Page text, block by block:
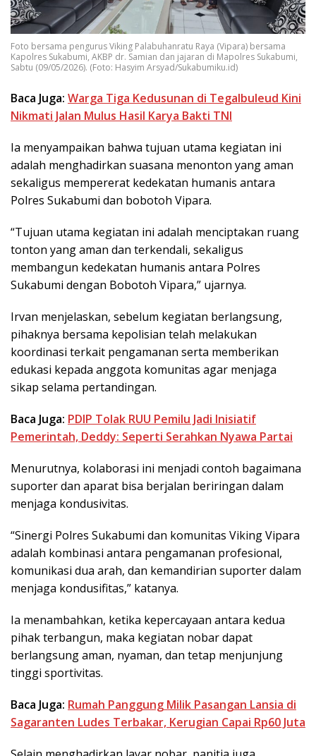
Foto bersama pengurus Viking Palabuhanratu Raya (Vipara) bersama
Kapolres Sukabumi, AKBP dr. Samian dan jajaran di Mapolres Sukabumi,
Sabtu (09/05/2026). (Foto: Hasyim Arsyad/Sukabumiku.id)
Baca Juga: Warga Tiga Kedusunan di Tegalbuleud Kini
Nikmati Jalan Mulus Hasil Karya Bakti TNI
Ia menyampaikan bahwa tujuan utama kegiatan ini
adalah menghadirkan suasana menonton yang aman
sekaligus mempererat kedekatan humanis antara
Polres Sukabumi dan bobotoh Vipara.
“Tujuan utama kegiatan ini adalah menciptakan ruang
tonton yang aman dan terkendali, sekaligus
membangun kedekatan humanis antara Polres
Sukabumi dengan Bobotoh Vipara,” ujarnya.
Irvan menjelaskan, sebelum kegiatan berlangsung,
pihaknya bersama kepolisian telah melakukan
koordinasi terkait pengamanan serta memberikan
edukasi kepada anggota komunitas agar menjaga
sikap selama pertandingan.
Baca Juga: PDIP Tolak RUU Pemilu Jadi Inisiatif
Pemerintah, Deddy: Seperti Serahkan Nyawa Partai
Menurutnya, kolaborasi ini menjadi contoh bagaimana
suporter dan aparat bisa berjalan beriringan dalam
menjaga kondusivitas.
“Sinergi Polres Sukabumi dan komunitas Viking Vipara
adalah kombinasi antara pengamanan profesional,
komunikasi dua arah, dan kemandirian suporter dalam
menjaga kondusifitas,” katanya.
Ia menambahkan, ketika kepercayaan antara kedua
pihak terbangun, maka kegiatan nobar dapat
berlangsung aman, nyaman, dan tetap menjunjung
tinggi sportivitas.
Baca Juga: Rumah Panggung Milik Pasangan Lansia di
Sagaranten Ludes Terbakar, Kerugian Capai Rp60 Juta